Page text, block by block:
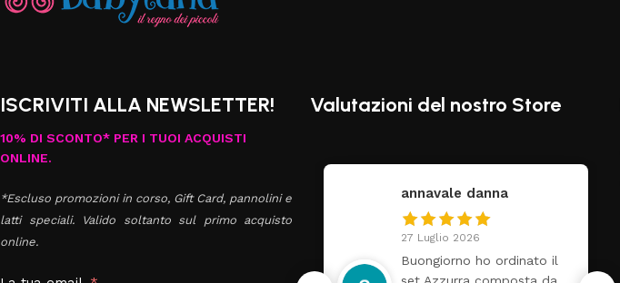
ISCRIVITI ALLA NEWSLETTER!
10% DI SCONTO* PER I TUOI ACQUISTI
ONLINE.
*Escluso promozioni in corso, Gift Card, pannolini e
latti speciali. Valido soltanto sul primo acquisto
online.
Valutazioni del nostro Store
annavale danna federica
24 Luglio 2026
Tutti perfetto! Ho ordinato